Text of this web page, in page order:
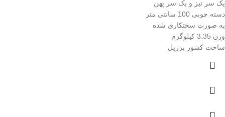
یک سر تیز و یک سر پهن
دسته چوبی 100 سانتی متر
به صورت سختکاری شده
وزن 3.35 کیلوگرم
ساخت کشور برزیل